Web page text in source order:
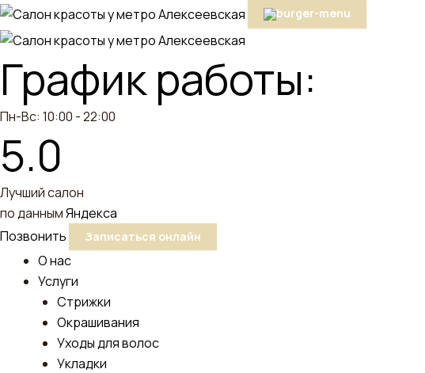
График работы:
Пн-Вс: 10:00 - 22:00
5.0
Лучший салон
по даннымЯндекса
Позвонить
Записаться онлайн
О нас
Услуги
Стрижки
Окрашивания
Уходы для волос
Укладки